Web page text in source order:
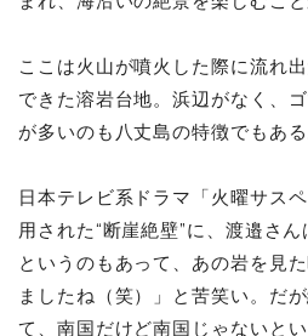
ここは火山が噴火した際に流れ
できた溶岩台地。浜辺がなく、
が多いのも八丈島の特徴でもある
日本テレビ系ドラマ「火曜サス
用された“断崖絶壁”に、渡邉さん
というのもあって、あの岩を見
ましたね（笑）」と苦笑い。だ
て、南国だけど南国じゃないと